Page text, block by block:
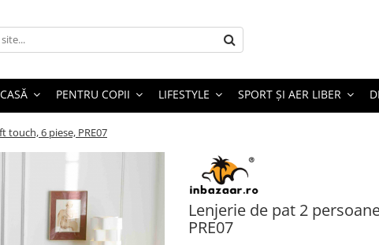
PENTRU COPII LIFESTYLE SPORT ȘI AER LIBER
touch, 6 piese, PRE07
Lenjerie de pat 2
PRE07